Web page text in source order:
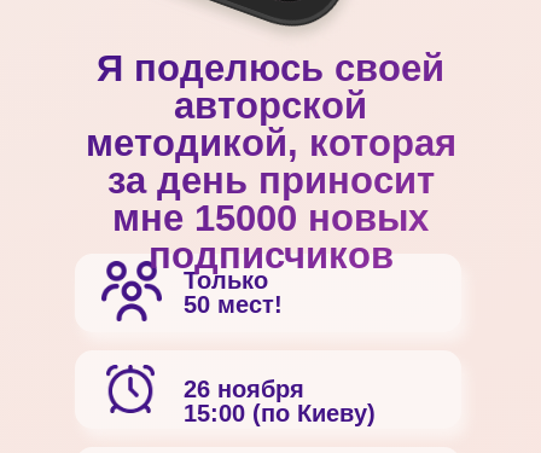
Только
50 мест!
26 ноября
15:00 (по Киеву)
Я поделюсь своей
авторской
методикой, которая
за день приносит
мне 15000 новых
подписчиков